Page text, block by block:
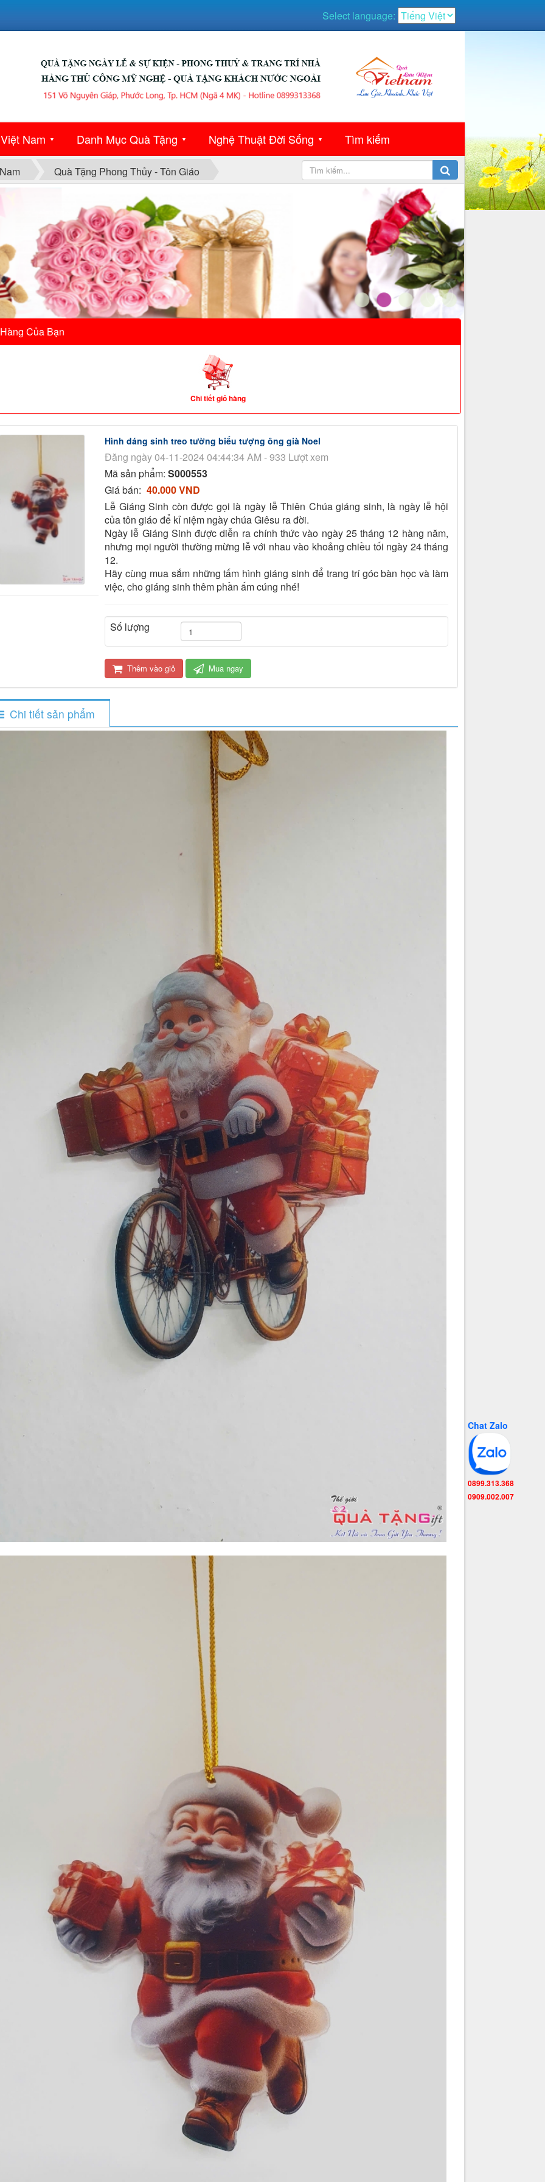
Nam ▼ Danh Mục Quà Tặng ▼ Nghệ Thuật Đời Sống ▼ Tìm kiếm
Select language:
Quà Tặng Phong Thủy - Tôn Giáo
Của Bạn
Chi tiết giỏ hàng
Hình dáng sinh treo tường biểu tượng ông già Noel
Đăng ngày 04-11-2024 04:44:34 AM - 933 Lượt xem
Mã sản phẩm:S000553
Giá bán: 40.000 VND
Lễ Giáng Sinh còn được gọi là ngày lễ Thiên Chúa giáng sinh, là ngày lễ hội
của tôn giáo để kỉ niệm ngày chúa Giêsu ra đời.
Ngày lễ Giáng Sinh được diễn ra chính thức vào ngày 25 tháng 12 hàng năm,
nhưng mọi người thường mừng lễ với nhau vào khoảng chiều tối ngày 24 tháng
12.
Hãy cùng mua sắm những tấm hình giáng sinh để trang trí góc bàn học và làm
việc, cho giáng sinh thêm phần ấm cúng nhé!
Số lượng
Thêm vào giỏ Mua ngay
Chi tiết sản phẩm
Chat Zalo
0899.313.368
0909.002.007